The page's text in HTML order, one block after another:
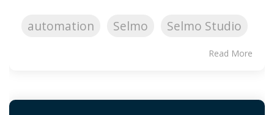
automation Selmo Selmo Studio
Read More